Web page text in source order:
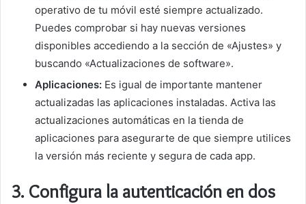
operativo de tu móvil esté siempre actualizado.
Puedes comprobar si hay nuevas versiones
disponibles accediendo a la sección de «Ajustes» y
buscando «Actualizaciones de software».
Aplicaciones: Es igual de importante mantener
actualizadas las aplicaciones instaladas. Activa las
actualizaciones automáticas en la tienda de
aplicaciones para asegurarte de que siempre utilices
la versión más reciente y segura de cada app.
3. Configura la autenticación en dos